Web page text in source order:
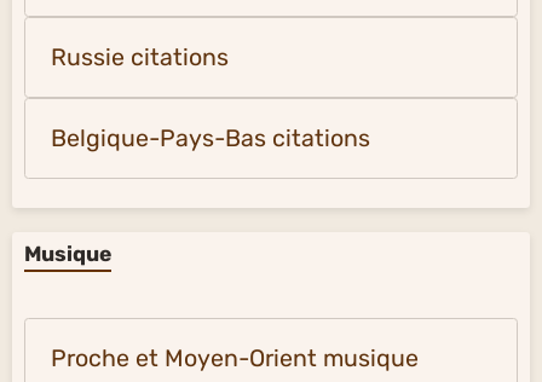
Russie citations
Belgique-Pays-Bas citations
Musique
Proche et Moyen-Orient musique